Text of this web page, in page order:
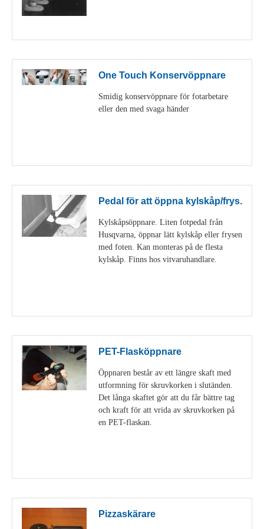
One Touch Konservöppnare
Smidig konservöppnare för fotarbetare
eller den med svaga händer
Pedal för att öppna kylskåp/frys.
Kylskåpsöppnare. Liten fotpedal från
Husqvarna, öppnar lätt kylskåp eller frysen
med foten. Kan monteras på de flesta
kylskåp. Finns hos vitvaruhandlare.
PET-Flasköppnare
Öppnaren består av ett längre skaft med
utformning för skruvkorken i slutänden.
Det långa skaftet gör att du får bättre tag
och kraft för att vrida av skruvkorken på
en PET-flaskan.
Pizzaskärare